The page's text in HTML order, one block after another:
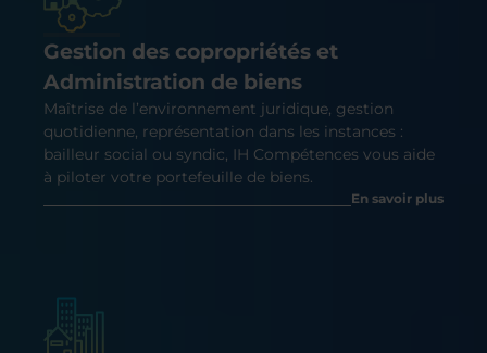
Gestion des copropriétés et
Administration de biens
Maîtrise de l’environnement juridique, gestion
quotidienne, représentation dans les instances :
bailleur social ou syndic, IH Compétences vous aide
à piloter votre portefeuille de biens.
En savoir plus